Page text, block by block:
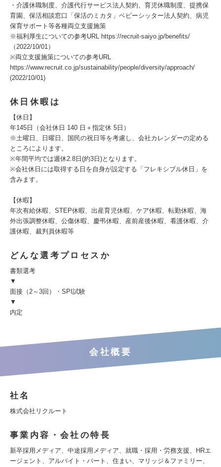
・介護休職制度、介護代行サービス法人契約、育児休職制度、提携保
育園、保活相談窓口「保活のミカタ」ベビーシッター法人契約、病児
保育サポート等各種両立支援施策
※福利厚生についての参考URL https://recruit-saiyo.jp/benefits/
（2022/10/01）
※両立支援施策についての参考URL
https://www.recruit.co.jp/sustainability/people/diversity/approach/
(2022/10/01)
休日休暇は
【休日】
年145日（会社休日 140 日＋指定休 5日）
※土曜日、日曜日、国民の祝日等を考慮し、会社カレンダーの定める
ところによります。
※年間平均では週休2.8日(約3日)となります。
※会社休日には取得する日を自身が設定する「フレキシブル休日」を
含みます。
【休暇】
年次有給休暇、STEP休暇、出産育児休暇、ケア休暇、転勤休暇、海
外出張調整休暇、公傷休暇、慶弔休暇、産前産後休暇、看護休暇、介
護休暇、裁判員休暇等
どんな選考プロセスか
書類選考
▼
面接（2～3回）・SPI試験
▼
内定
会社概要
社名
株式会社リクルート
事業内容・会社の特長
新卒採用メディア、中途採用メディア、就職・採用・労務支援、HRエ
ージェント、アルバイト・パート、住まい、マリッジ＆ファミリー、